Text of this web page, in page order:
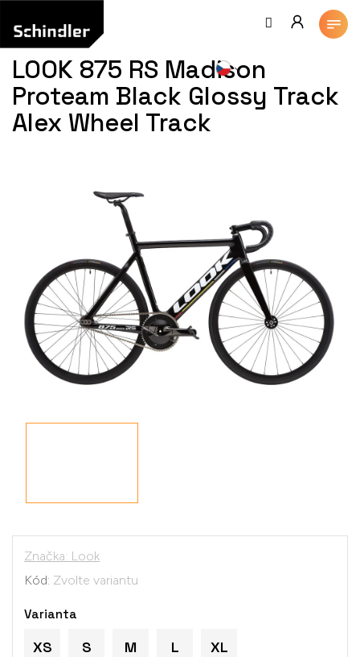
obsah
LOOK 875 RS Madison
Proteam Black Glossy Track
Alex Wheel Track
Značka: Look
Kód: Zvolte variantu
Varianta
XS S M L XL